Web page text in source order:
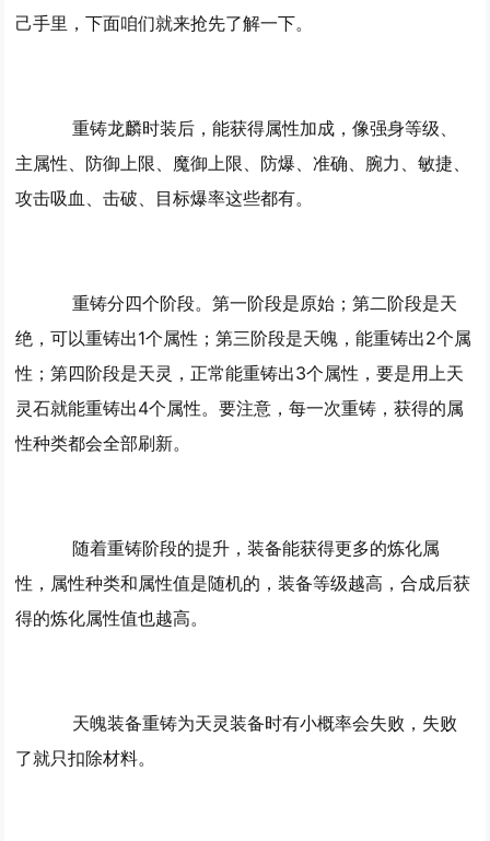
己手里，下面咱们就来抢先了解一下。
重铸龙麟时装后，能获得属性加成，像强身等级、
主属性、防御上限、魔御上限、防爆、准确、腕力、敏捷、
攻击吸血、击破、目标爆率这些都有。
重铸分四个阶段。第一阶段是原始；第二阶段是天
绝，可以重铸出1个属性；第三阶段是天魄，能重铸出2个属
性；第四阶段是天灵，正常能重铸出3个属性，要是用上天
灵石就能重铸出4个属性。要注意，每一次重铸，获得的属
性种类都会全部刷新。
随着重铸阶段的提升，装备能获得更多的炼化属
性，属性种类和属性值是随机的，装备等级越高，合成后获
得的炼化属性值也越高。
天魄装备重铸为天灵装备时有小概率会失败，失败
了就只扣除材料。